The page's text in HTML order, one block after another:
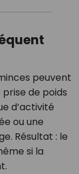
peuvent
de poids
d’activité
ou une
Résultat : le
si la